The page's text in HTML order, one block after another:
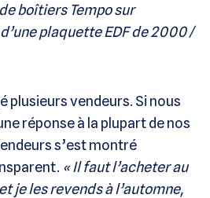
boîtiers Tempo sur
plaquette EDF de 2000 /
plusieurs vendeurs. Si nous
réponse à la plupart de nos
s’est montré
« Il faut l’acheter au
je les revends à l’automne,